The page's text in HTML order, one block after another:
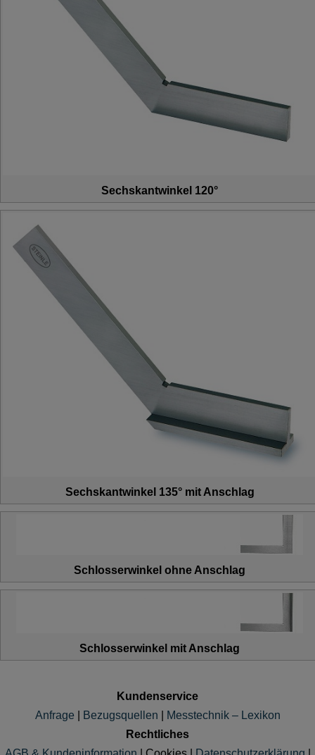
Sechskantwinkel 120°
Sechskantwinkel 135° mit Anschlag
Schlosserwinkel ohne Anschlag
Schlosserwinkel mit Anschlag
Kundenservice
Anfrage
Bezugsquellen
Messtechnik – Lexikon
Rechtliches